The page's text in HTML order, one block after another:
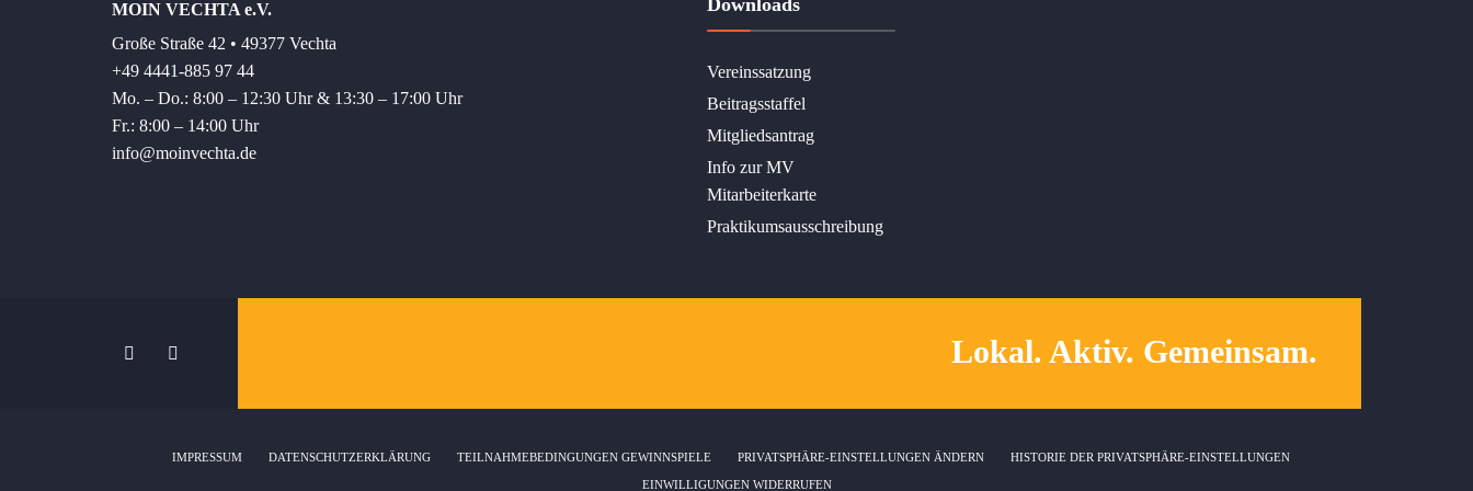
MOIN VECHTA e.V.
Große Straße 42 • 49377 Vechta
+49 4441-885 97 44
Mo. – Do.: 8:00 – 12:30 Uhr & 13:30 – 17:00 Uhr
Fr.: 8:00 – 14:00 Uhr
info@moinvechta.de
Downloads
Vereinssatzung
Beitragsstaffel
Mitgliedsantrag
Info zur MV
Mitarbeiterkarte
Praktikumsausschreibung
Lokal. Aktiv. Gemeinsam.
IMPRESSUM DATENSCHUTZERKLÄRUNG TEILNAHMEBEDINGUNGEN GEWINNSPIELE PRIVATSPHÄRE-EINSTELLUNGEN ÄNDERN HISTORIE DER PRIVATSPHÄRE-EINSTELLUNGEN
EINWILLIGUNGEN WIDERRUFEN